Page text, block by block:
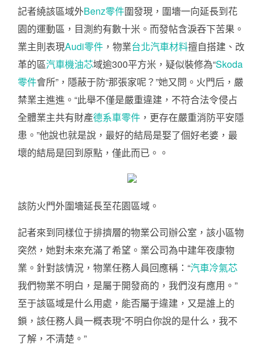
記者繞該區域外Benz零件圍發現，圍墻一向延長到花
園的運動區，目測約有數十米。而發帖含淚吞下苦果。
業主則表現Audi零件 ，物業台北汽車材料擅自搭建、改
革的區汽車機油芯域逾300平方米，疑似裝修為“Skoda
零件會所”，隱蔽于防“那張家呢？”她又問。火門后，嚴
禁業主進進。“此舉不僅是嚴重違建，不符合法令侵占
全體業主共有財產德系車零件 ，更存在嚴重消防平安隱
患。”他說也就是說，最好的結局是娶了個好老婆，最
壞的結局是回到原點，僅此而已。。
該防火門外圍墻延長至花園區域。
記者來到同樣位于排擠層的物業公司辦公室，該小區物
突然，她對未來充滿了希望。業公司為中建年夜康物
業。針對該情況，物業任務人員回應稱：“汽車冷氣芯
我們物業不明白，是屬于開發商的，我們沒有應用。”
至于該區域是什么用處，能否屬于違建，又是誰上的
鎖，該任務人員一概表現“不明白你說的是什么，我不
了解，不清楚。”